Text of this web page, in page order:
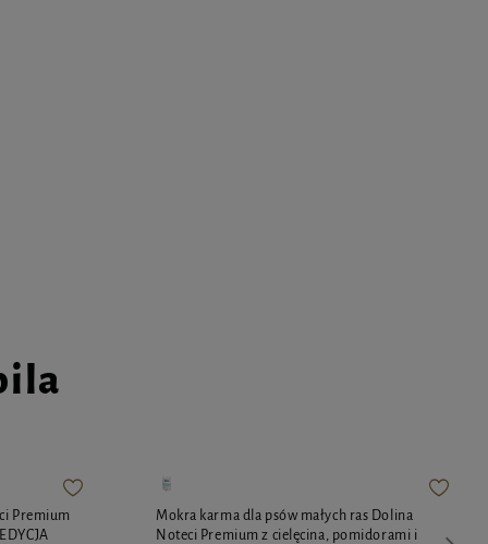
Premium
Mokra karma dla psów małych ras Dolina
Noteci Premium z cielęcina, pomidorami i